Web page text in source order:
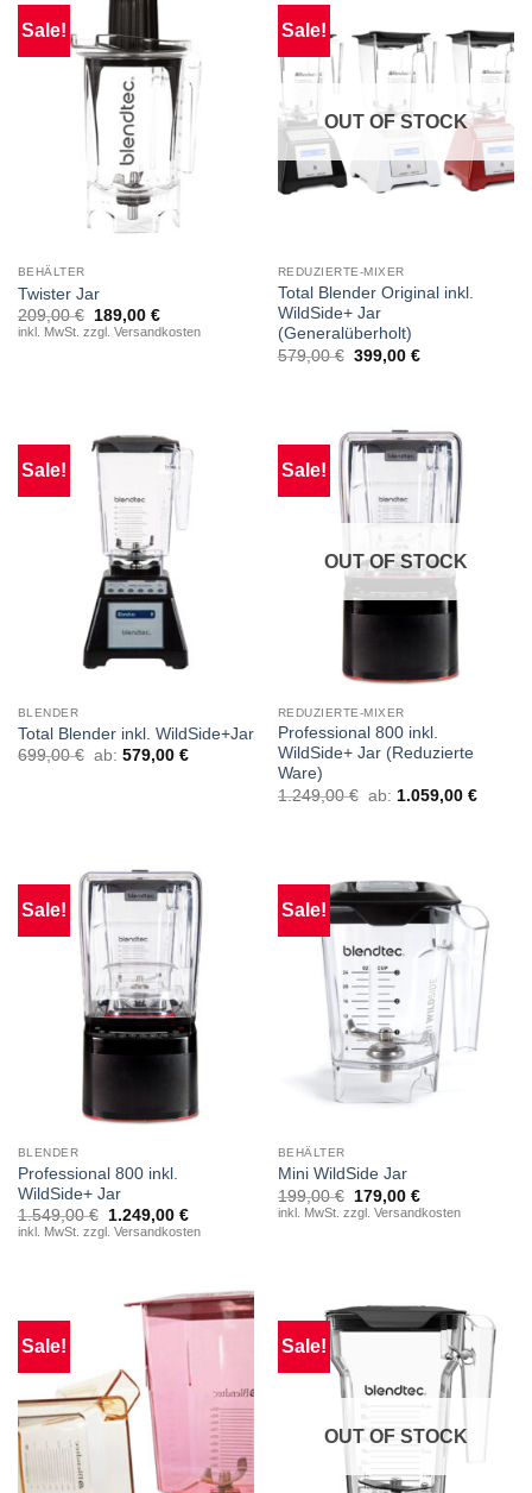
Sale!
BEHÄLTER
Twister Jar
209,00€
Original
price
189,00 €Current
price
inkl. MwSt. zzgl. Versandkosten
Sale!
OUT OF STOCK
REDUZIERTE-MIXER
Total Blender Original inkl.
WildSide+ Jar
(Generalüberholt)
579,00€ 399,00 €
Sale!
BLENDER
Total Blender inkl. WildSide+Jar
699,00€ ab: 579,00 €
Sale!
OUT OF STOCK
REDUZIERTE-MIXER
Professional 800 inkl.
WildSide+ Jar (Reduzierte
Ware)
1.249,00€ ab: 1.059,00 €
Sale!
BLENDER
Professional 800 inkl.
WildSide+ Jar
1.549,00€
Original
price
1.249,00 €Current
price
inkl. MwSt. zzgl. Versandkosten
Sale!
BEHÄLTER
Mini WildSide Jar
199,00€
Original
price
was:
179,00 €Current
price
inkl. MwSt. zzgl. Versandkosten
Sale! Sale!
OUT OF STOCK